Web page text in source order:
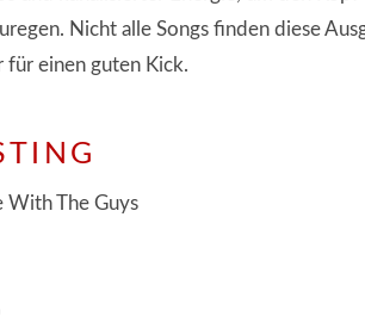
Nicht alle Songs finden diese
für einen guten Kick.
With The Guys